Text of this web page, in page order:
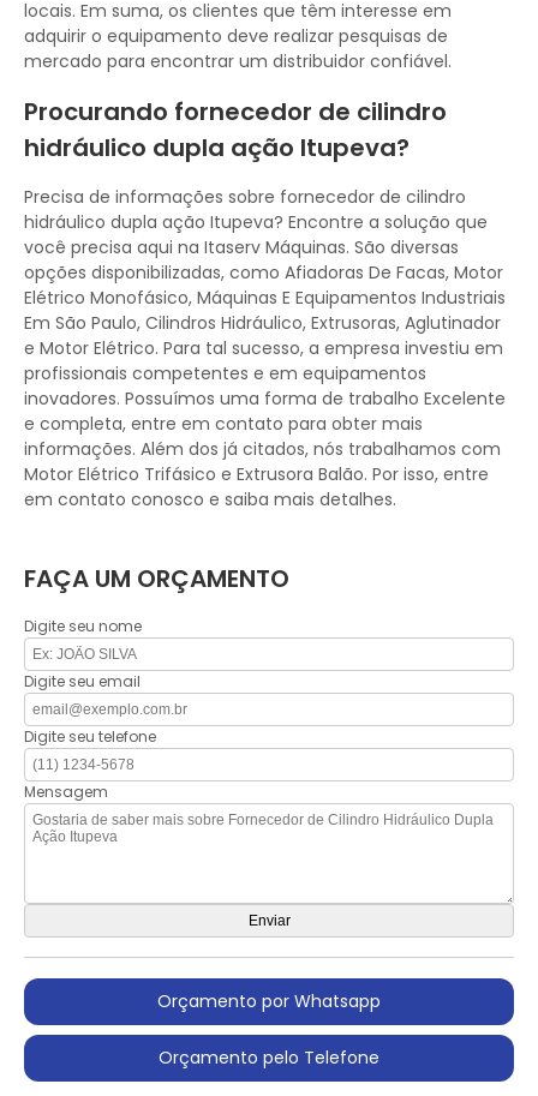
locais. Em suma, os clientes que têm interesse em
adquirir o equipamento deve realizar pesquisas de
mercado para encontrar um distribuidor confiável.
Procurando fornecedor de cilindro
hidráulico dupla ação Itupeva?
Precisa de informações sobre fornecedor de cilindro
hidráulico dupla ação Itupeva? Encontre a solução que
você precisa aqui na Itaserv Máquinas. São diversas
opções disponibilizadas, como Afiadoras De Facas, Motor
Elétrico Monofásico, Máquinas E Equipamentos Industriais
Em São Paulo, Cilindros Hidráulico, Extrusoras, Aglutinador
e Motor Elétrico. Para tal sucesso, a empresa investiu em
profissionais competentes e em equipamentos
inovadores. Possuímos uma forma de trabalho Excelente
e completa, entre em contato para obter mais
informações. Além dos já citados, nós trabalhamos com
Motor Elétrico Trifásico e Extrusora Balão. Por isso, entre
em contato conosco e saiba mais detalhes.
FAÇA UM ORÇAMENTO
Digite seu nome
Digite seu email
Digite seu telefone
Mensagem
Orçamento por Whatsapp
Orçamento pelo Telefone